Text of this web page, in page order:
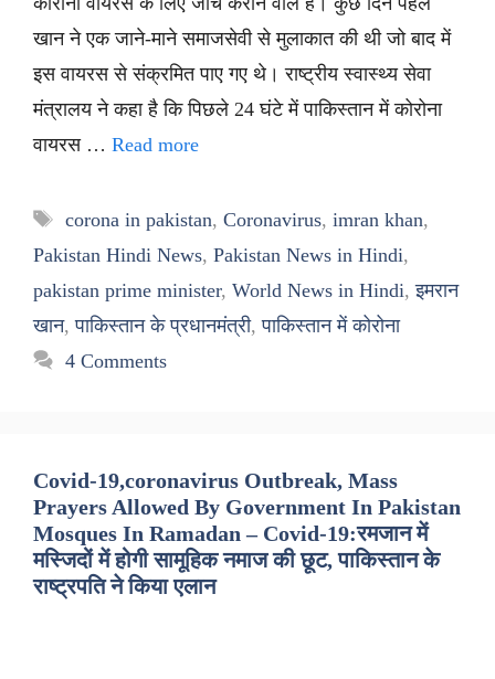
खान ने एक जाने-माने समाजसेवी से मुलाकात की थी जो बाद में
इस वायरस से संक्रमित पाए गए थे। राष्ट्रीय स्वास्थ्य सेवा
मंत्रालय ने कहा है कि पिछले 24 घंटे में पाकिस्तान में कोरोना
वायरस … Read more
Tags
corona in pakistan, Coronavirus, imran khan,
Pakistan Hindi News, Pakistan News in Hindi,
pakistan prime minister, World News in Hindi,इमरान
खान,पाकिस्तान के प्रधानमंत्री,पाकिस्तान में कोरोना
4 Comments
Covid-19,coronavirus Outbreak, Mass
Prayers Allowed By Government In Pakistan
Mosques In Ramadan – Covid-19:रमजान में
मस्जिदों में होगी सामूहिक नमाज की छूट, पाकिस्तान के
राष्ट्रपति ने किया एलान